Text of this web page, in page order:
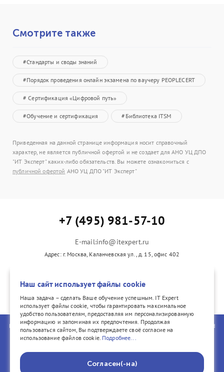
Смотрите также
#Стандарты и своды знаний
#Порядок проведения онлайн экзамена по ваучеру PEOPLECERT
# Сертификация «Цифровой путь»
#Обучение и сертификация #Библиотека ITSM
Приведенная на данной странице информация носит справочный
характер, не является публичной офертой и не создает для АНО УЦ ДПО
"ИТ Эксперт" каких-либо обязательств. Вы можете ознакомиться с
публичной офертой АНО УЦ ДПО "ИТ Эксперт"
+7 (495) 981-57-10
E-mail:info@itexpert.ru
Адрес: г. Москва, Каланчевская ул., д. 15, офис 402
vk.com/itexpertvk/
PeopleCert, ITIL®, PRINCE2®, PRINCE2 Agile®, and the Swirl logo are registered
trademarks of PeopleCert International Ltd. All rights reserved. COBIT® is a
registered trademark of ISACA® registered in the United States and other
© 2002–2026 IT Expert
Наш сайт использует файлы cookie
Наша задача – сделать Ваше обучение успешным. IT Expert
использует файлы cookie, чтобы гарантировать максимальное
удобство пользователям, предоставляя им персонализированную
информацию и запоминая их предпочтения. Продолжая
пользоваться сайтом, Вы подтверждаете своё согласие на
использование файлов cookie. Подробнее...
Согласен(-на)